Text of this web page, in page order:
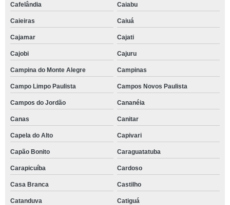
Cafelândia Caiabu
Caieiras Caiuá
Cajamar Cajati
Cajobi Cajuru
Campina do Monte Alegre Campinas
Campo Limpo Paulista Campos Novos Paulista
Campos do Jordão Cananéia
Canas Canitar
Capela do Alto Capivari
Capão Bonito Caraguatatuba
Carapicuíba Cardoso
Casa Branca Castilho
Catanduva Catiguá